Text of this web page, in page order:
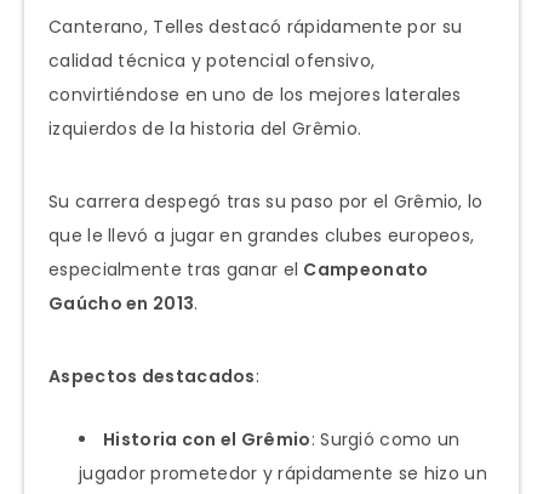
Canterano, Telles destacó rápidamente por su
calidad técnica y potencial ofensivo,
convirtiéndose en uno de los mejores laterales
izquierdos de la historia del Grêmio.
Su carrera despegó tras su paso por el Grêmio, lo
que le llevó a jugar en grandes clubes europeos,
especialmente tras ganar el Campeonato
Gaúcho en 2013.
Aspectos destacados:
Historia con el Grêmio: Surgió como un
jugador prometedor y rápidamente se hizo un